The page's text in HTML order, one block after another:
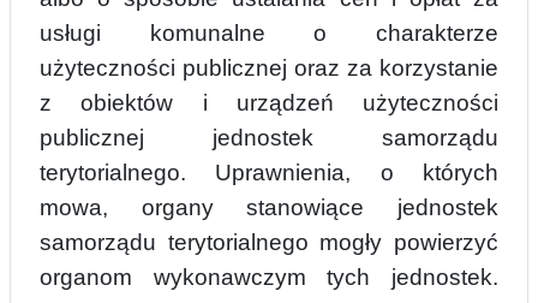
usługi komunalne o charakterze
użyteczności publicznej oraz za korzystanie
z obiektów i urządzeń użyteczności
publicznej jednostek samorządu
terytorialnego. Uprawnienia, o których
mowa, organy stanowiące jednostek
samorządu terytorialnego mogły powierzyć
organom wykonawczym tych jednostek.